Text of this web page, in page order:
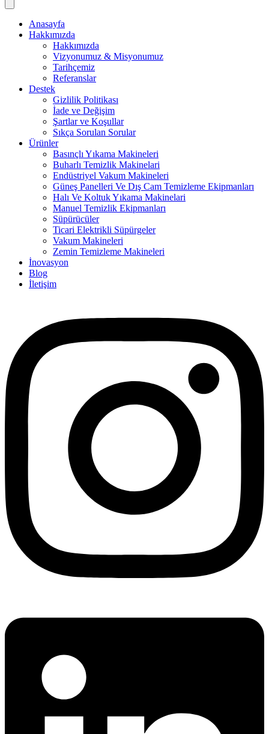
Anasayfa
Hakkımızda
Hakkımızda
Vizyonumuz & Misyonumuz
Tarihçemiz
Referanslar
Destek
Gizlilik Politikası
İade ve Değişim
Şartlar ve Koşullar
Sıkça Sorulan Sorular
Ürünler
Basınçlı Yıkama Makineleri
Buharlı Temizlik Makinelari
Endüstriyel Vakum Makineleri
Güneş Panelleri Ve Dış Cam Temizleme Ekipmanları
Halı Ve Koltuk Yıkama Makinelari
Manuel Temizlik Ekipmanları
Süpürücüler
Ticari Elektrikli Süpürgeler
Vakum Makineleri
Zemin Temizleme Makineleri
İnovasyon
Blog
İletişim